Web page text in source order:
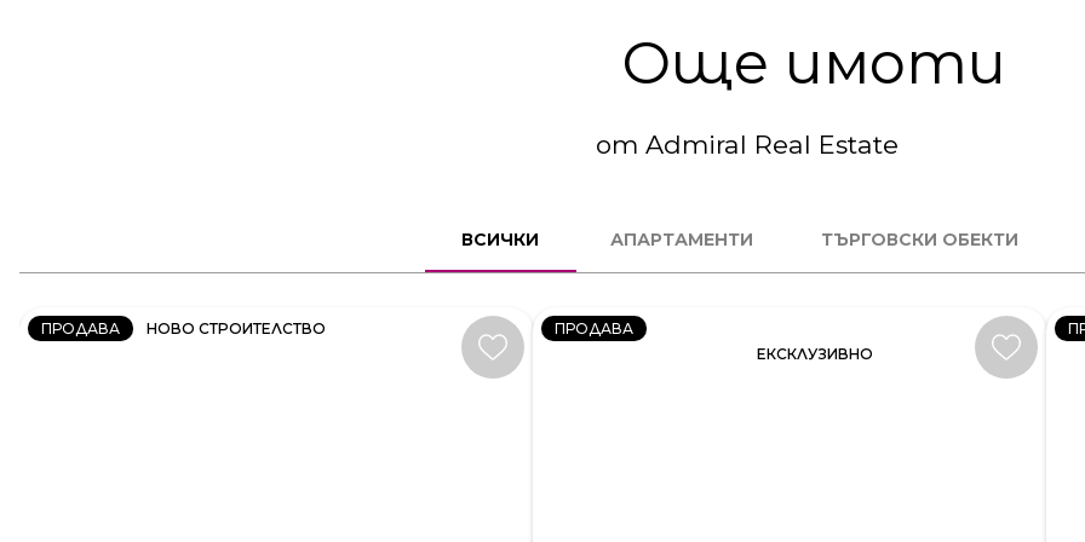
Още имоти
от Admiral Real Estate
ВСИЧКИ АПАРТАМЕНТИ ТЪРГОВСКИ ОБЕКТИ
ПРОДАВА НОВО СТРОИТЕЛСТВО
231606
ПРОДАВА
ЕКСКЛУЗИВНО
231581